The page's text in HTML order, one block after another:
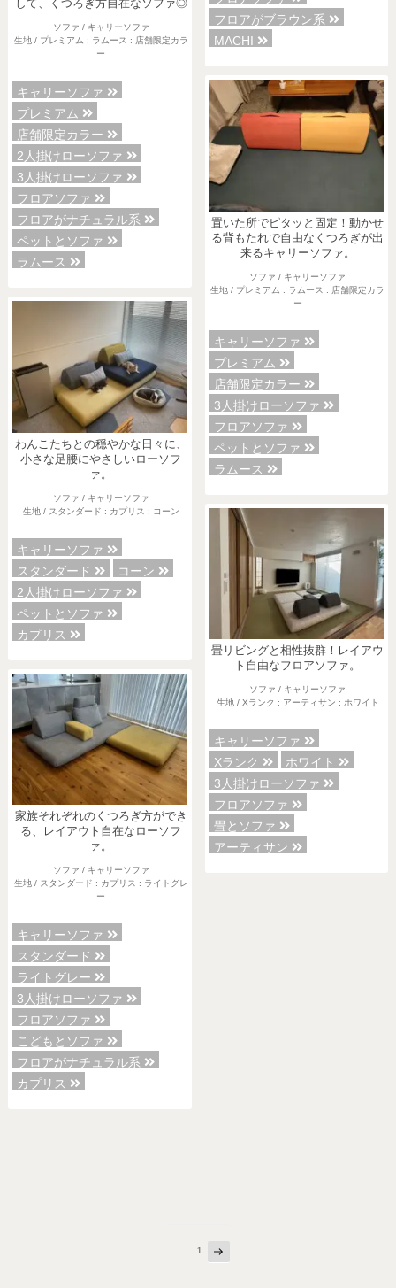
各地で出張ショールームを開催！
この機会にHAREMのソファをお試しくだ
さい。
※一部日時は予約制
詳しくはこちら
して、くつろぎ方自在なソファ◎
ソファ / キャリーソファ
生地 / プレミアム : ラムース : 店舗限定カラ
ー
キャリーソファ
プレミアム
店舗限定カラー
2人掛けローソファ
3人掛けローソファ
フロアソファ
フロアがナチュラル系
ペットとソファ
ラムース
わんこたちとの穏やかな日々に、
小さな足腰にやさしいローソフ
ァ。
ソファ / キャリーソファ
生地 / スタンダード : カプリス : コーン
キャリーソファ
スタンダード
コーン
2人掛けローソファ
ペットとソファ
カプリス
家族それぞれのくつろぎ方ができ
る、レイアウト自在なローソフ
ァ。
ソファ / キャリーソファ
生地 / スタンダード : カプリス : ライトグレ
ー
キャリーソファ
スタンダード
ライトグレー
3人掛けローソファ
フロアソファ
こどもとソファ
フロアがナチュラル系
カプリス
フロアがブラウン系
MACHI
置いた所でピタッと固定！動かせ
る背もたれで自由なくつろぎが出
来るキャリーソファ。
ソファ / キャリーソファ
生地 / プレミアム : ラムース : 店舗限定カラ
ー
キャリーソファ
プレミアム
店舗限定カラー
3人掛けローソファ
フロアソファ
ペットとソファ
ラムース
畳リビングと相性抜群！レイアウ
ト自由なフロアソファ。
ソファ / キャリーソファ
生地 / Xランク : アーティサン : ホワイト
キャリーソファ
Xランク
ホワイト
3人掛けローソファ
フロアソファ
畳とソファ
アーティサン
ページ1
次
の